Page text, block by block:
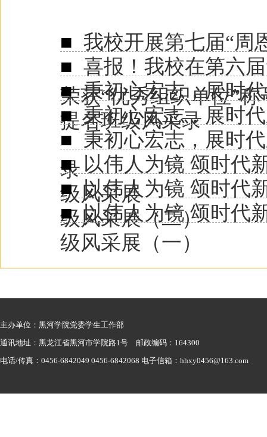
■ 我校开展第七届“周
■ 喜报！我校在第六
荣获“优秀组织单位”称
■秉初心宏志，展时
提名班级风采录
■秉初心宏志，展时
■ 秉初心宏志，展时
录
■ 以伟人为镜 颂时代
级风采展
■以伟人为镜 颂时代
级风采展（二）
■以伟人为镜 颂时代
级风采展（一）
主办单位：黑河学院党委学生工作部
通讯地址：黑龙江省黑河市学院路1号 邮政编码：164300
电话/传真：0456-6842049 0456-6842068 电子信箱：hhxy0456@163.com